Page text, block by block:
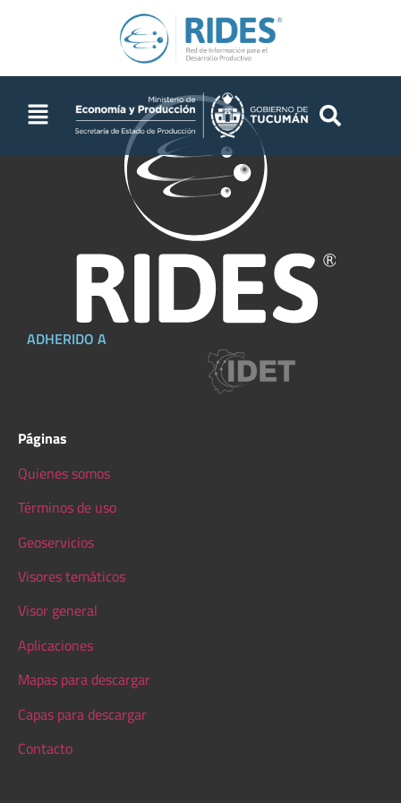
ADHERIDO A
Páginas
Quienes somos
Términos de uso
Geoservicios
Visores temáticos
Visor general
Aplicaciones
Mapas para descargar
Capas para descargar
Contacto